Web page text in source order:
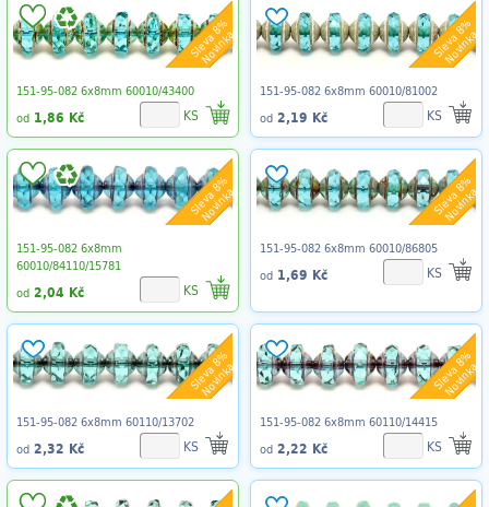
Sleva 8%
Novinka
151-95-082 6x8mm 60010/43400
od 1,86 Kč KS
Sleva 8%
Novinka
151-95-082 6x8mm 60010/81002
od 2,19 Kč KS
Sleva 8%
Novinka
151-95-082 6x8mm
60010/84110/15781
od 2,04 Kč KS
Sleva 8%
Novinka
151-95-082 6x8mm 60010/86805
od 1,69 Kč KS
Sleva 8%
Novinka
151-95-082 6x8mm 60110/13702
od 2,32 Kč KS
Sleva 8%
Novinka
151-95-082 6x8mm 60110/14415
od 2,22 Kč KS